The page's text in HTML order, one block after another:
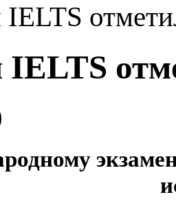
IELTS
IELTS